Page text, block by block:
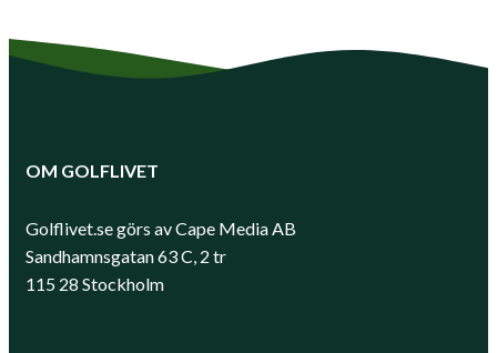
OM GOLFLIVET
Golflivet.se görs av Cape Media AB
Sandhamnsgatan 63 C, 2 tr
115 28 Stockholm